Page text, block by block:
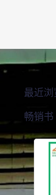
最近
畅销书